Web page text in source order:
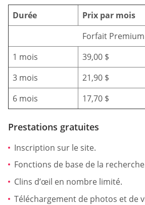
Durée Prix par mois
Forfait Premium
1 mois
39,00 $
3 mois
21,90 $
6 mois
17,70 $
Prestations gratuites
Inscription sur le site.
Fonctions de base de la
Clins d’œil en nombre limité.
Téléchargement de photos et de